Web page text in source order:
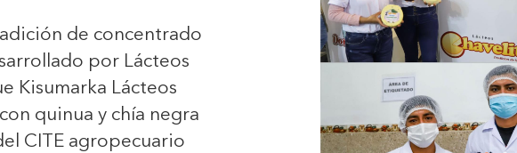
de concentrado
por Lácteos
Kisumarka Lácteos
quinua y chía negra
CITE agropecuario